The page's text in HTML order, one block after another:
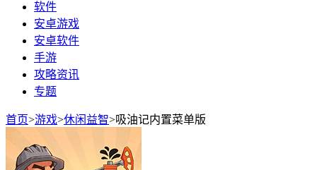
软件
安卓游戏
安卓软件
手游
攻略资讯
专题
首页>游戏>休闲益智>吸油记内置菜单版